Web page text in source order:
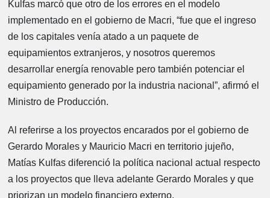
Kulfas marcó que otro de los errores en el modelo
implementado en el gobierno de Macri, “fue que el ingreso
de los capitales venía atado a un paquete de
equipamientos extranjeros, y nosotros queremos
desarrollar energía renovable pero también potenciar el
equipamiento generado por la industria nacional”, afirmó el
Ministro de Producción.
Al referirse a los proyectos encarados por el gobierno de
Gerardo Morales y Mauricio Macri en territorio jujeño,
Matías Kulfas diferenció la política nacional actual respecto
a los proyectos que lleva adelante Gerardo Morales y que
priorizan un modelo financiero externo.